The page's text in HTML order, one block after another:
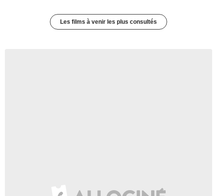
Les films à venir les plus consultés